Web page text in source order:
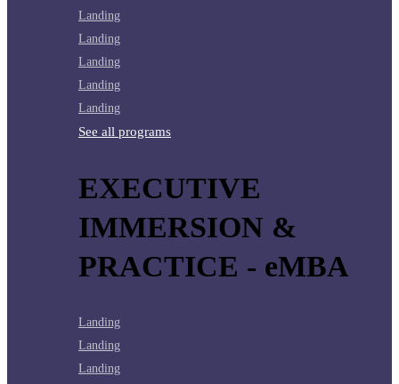
Landing
Landing
Landing
Landing
Landing
See all programs
EXECUTIVE
IMMERSION &
PRACTICE - eMBA
Landing
Landing
Landing